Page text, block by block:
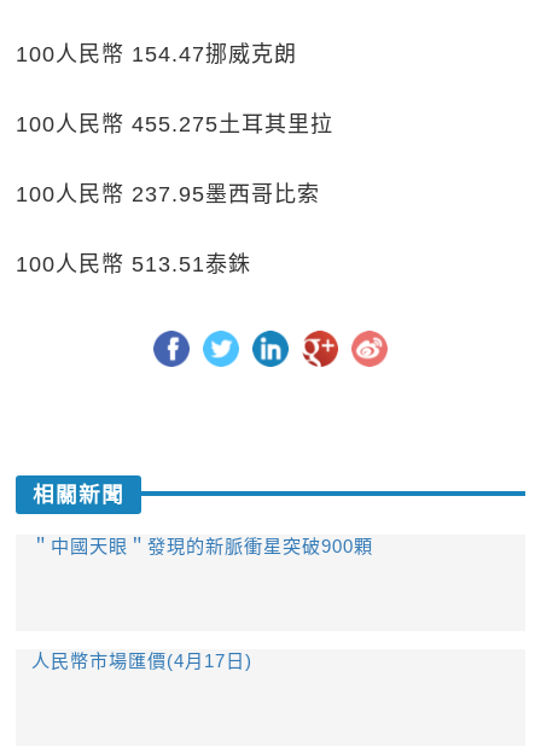
100人民幣 154.47挪威克朗
100人民幣 455.275土耳其里拉
100人民幣 237.95墨西哥比索
100人民幣 513.51泰銖
相關新聞
＂中國天眼＂發現的新脈衝星突破900顆
人民幣市場匯價(4月17日)